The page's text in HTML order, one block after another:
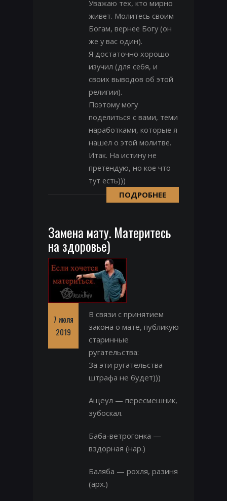
Уважаю тех, кто мирно
живет. Молитесь своим
Богам, вернее Богу (он
же у вас один).
Я достаточно хорошо
изучил (для себя, и
своих выводов об этой
религии).
Поэтому могу
поделиться с вами, теми
наработками, которые я
нашел о этой молитве.
Итак. На истину не
претендую, но кое что
тут есть)))
ПОДРОБНЕЕ
Замена мату. Материтесь
на здоровье)
7 июля
2019
В связи с принятием
закона о мате, публикую
старинные
ругательства:
За эти ругательства
штрафа не будет)))
Ащеул — пересмешник,
зубоскал.
Баба-ветрогонка —
вздорная (нар.)
Баляба — рохля, разиня
(арх.)